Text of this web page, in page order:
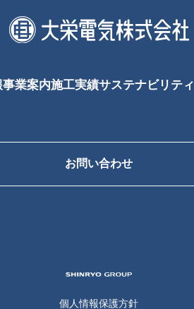
事業案内施工実績サステナビリティ
お問い合わせ
SHINRYO
個人情報保護方針